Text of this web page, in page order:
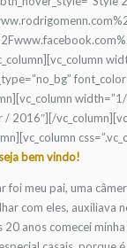
bem vindo!
meu pai, uma
com eles, auxiliava
20 anos comecei